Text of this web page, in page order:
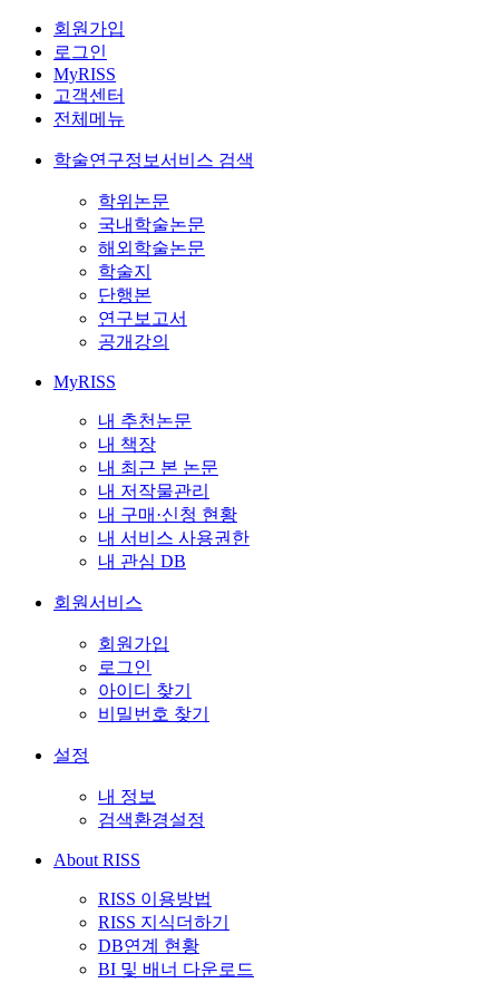
회원가입
로그인
MyRISS
고객센터
전체메뉴
학술연구정보서비스 검색
학위논문
국내학술논문
해외학술논문
학술지
단행본
연구보고서
공개강의
MyRISS
내 추천논문
내 책장
내 최근 본 논문
내 저작물관리
내 구매·신청 현황
내 서비스 사용권한
내 관심 DB
회원서비스
회원가입
로그인
아이디 찾기
비밀번호 찾기
설정
내 정보
검색환경설정
About RISS
RISS 이용방법
RISS 지식더하기
DB연계 현황
BI 및 배너 다운로드